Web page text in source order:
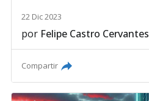
22 Dic 2023
por Felipe Castro Cervantes
Compartir